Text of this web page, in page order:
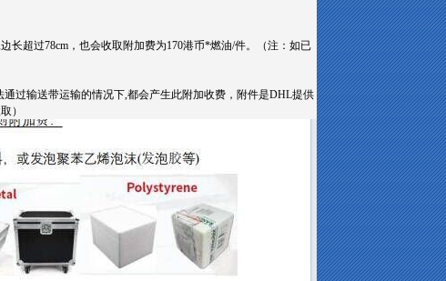
长超过78cm，也会收取附加费为170港币*燃油/件。（注：如已
过输送带运输的情况下,都会产生此附加收费，附件是DHL提供
）